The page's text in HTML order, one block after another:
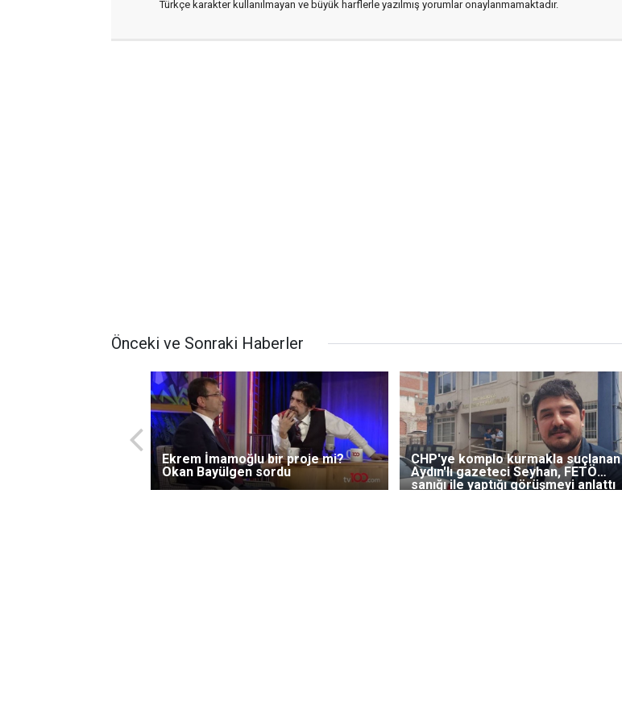
Türkçe karakter kullanılmayan ve büyük harflerle yazılmış yorumlar onaylanmamaktadır.
Önceki ve Sonraki Haberler
Ekrem İmamoğlu bir proje mi?
Okan Bayülgen sordu
CHP'ye komplo kurmakla suçlanan
Aydın'lı gazeteci Seyhan, FETÖ
sanığı ile yaptığı görüşmeyi anlattı